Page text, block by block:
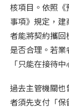
核項目。依照
事項》規定，
者能將契約攜
是否合理。若業
「只能在接待
過去主管機關
者須先支付「